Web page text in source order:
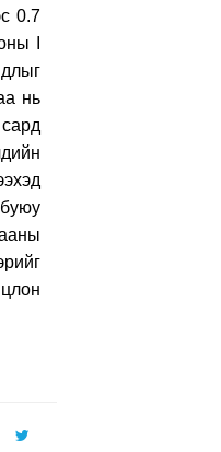
0.7
I
нь